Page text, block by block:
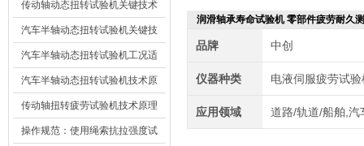
材质选型与表面处理的耐用性优
化
传动轴动态扭转试验机关键技术
及产业落地应用
汽车半轴动态扭转试验机关键技
术及产业落地应用
汽车半轴动态扭转试验机工况适
配与质控应用探析
汽车半轴动态扭转试验机技术原
理与行业应用
传动轴扭转疲劳试验机技术原理
与行业应用
操作规范：使用绳索抗拉强度试
润滑轴承寿命试验机 零部件疲劳耐久
品牌 中创
仪器种类 电液伺服疲劳试验
应用领域 道路/轨道/船舶,汽